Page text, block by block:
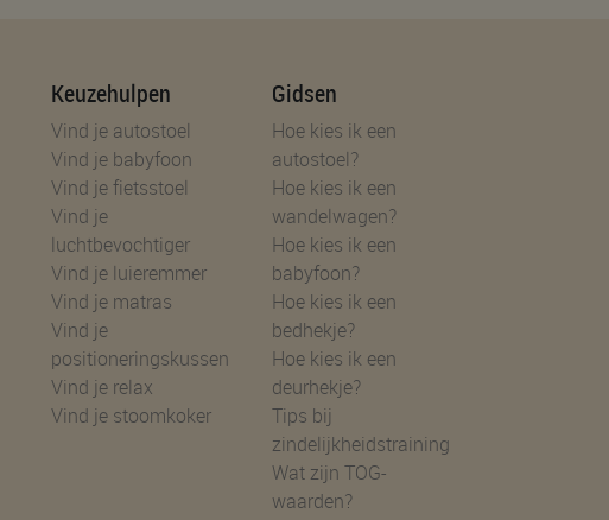
Keuzehulpen
Vind je autostoel
Vind je babyfoon
Vind je fietsstoel
Vind je
luchtbevochtiger
Vind je luieremmer
Vind je matras
Vind je
positioneringskussen
Vind je relax
Vind je stoomkoker
Gidsen
Hoe kies ik een
autostoel?
Hoe kies ik een
wandelwagen?
Hoe kies ik een
babyfoon?
Hoe kies ik een
bedhekje?
Hoe kies ik een
deurhekje?
Tips bij
zindelijkheidstraining
Wat zijn TOG-
waarden?